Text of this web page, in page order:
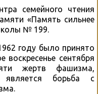
семейного чтения
«Память сильнее
№ 199.
году было принято
воскресенье сентября
жертв фашизма,
борьба с